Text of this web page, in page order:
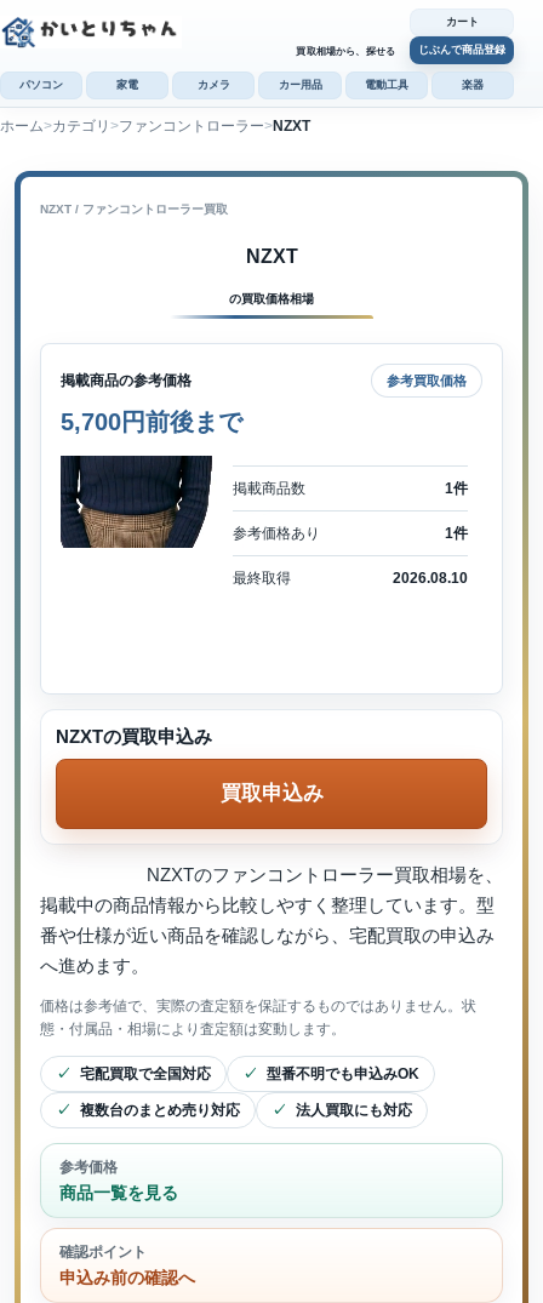
買取相場から、探せる
カート
じぶんで商品登録
パソコン 家電 カメラ カー用品 電動工具 楽器
ホーム カテゴリ ファンコントローラー NZXT
NZXT / ファンコントローラー買取
NZXT
の買取価格相場
掲載商品の参考価格 参考買取価格
5,700円前後まで
掲載商品数 1件
参考価格あり 1件
最終取得 2026.08.10
NZXTのファンコントローラー買取相場を、
掲載中の商品情報から比較しやすく整理しています。型
番や仕様が近い商品を確認しながら、宅配買取の申込み
へ進めます。
価格は参考値で、実際の査定額を保証するものではありません。状
態・付属品・相場により査定額は変動します。
宅配買取で全国対応 型番不明でも申込みOK
複数台のまとめ売り対応 法人買取にも対応
参考価格
商品一覧を見る
確認ポイント
申込み前の確認へ
NZXTの買取申込み
買取申込み